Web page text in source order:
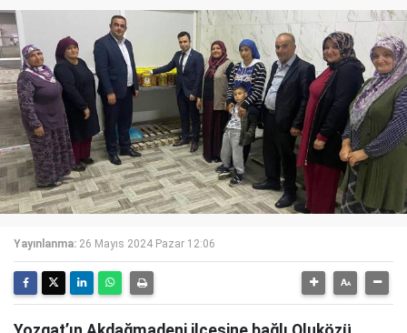
Yayınlanma: 26 Mayıs 2024 Pazar 12:06